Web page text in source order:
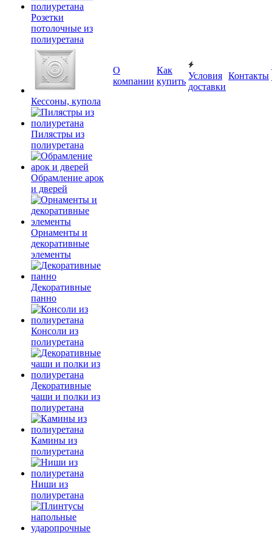
Розетки
потолочные из
полиуретана
Кессоны, купола
Пилястры из
полиуретана
Обрамление арок
и дверей
Орнаменты и
декоративные
элементы
Декоративные
панно
Консоли из
полиуретана
Декоративные
чаши и полки из
полиуретана
Камины из
полиуретана
Ниши из
полиуретана
О
компании
Как
купить
Условия
доставки
Контакты